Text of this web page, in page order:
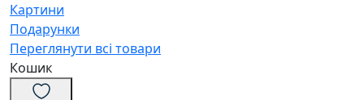
Картини
Подарунки
Переглянути всі товари
Кошик